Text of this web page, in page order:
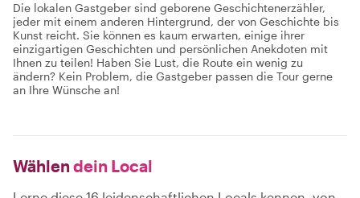
Die lokalen Gastgeber sind geborene Geschichtenerzähler,
jeder mit einem anderen Hintergrund, der von Geschichte bis
Kunst reicht. Sie können es kaum erwarten, einige ihrer
einzigartigen Geschichten und persönlichen Anekdoten mit
Ihnen zu teilen! Haben Sie Lust, die Route ein wenig zu
ändern? Kein Problem, die Gastgeber passen die Tour gerne
an Ihre Wünsche an!
Wählen dein Local